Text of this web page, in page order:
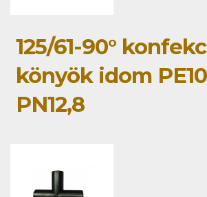
125/61-90°
könyök idom
PN12,8